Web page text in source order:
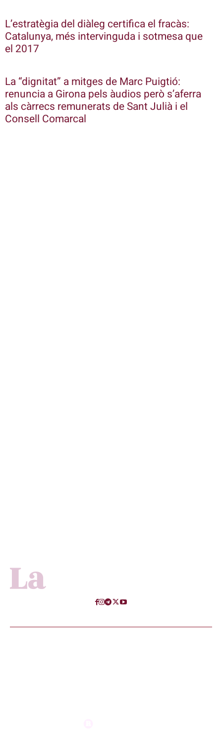
L’estratègia del diàleg certifica el fracàs:
Catalunya, més intervinguda i sotmesa que
el 2017
La “dignitat” a mitges de Marc Puigtió:
renuncia a Girona pels àudios però s’aferra
als càrrecs remunerats de Sant Julià i el
Consell Comarcal